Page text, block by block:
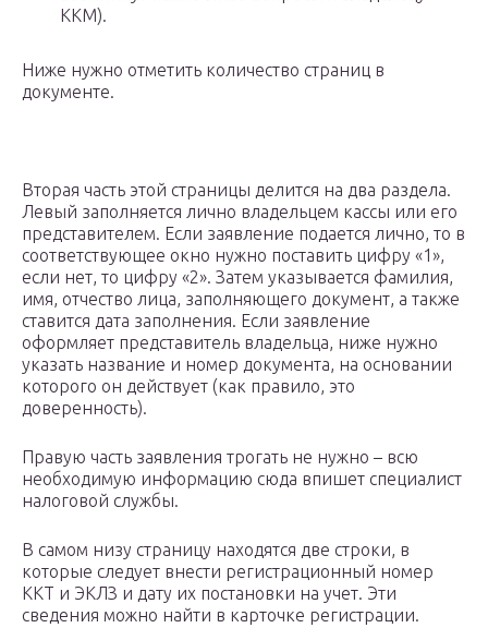
ККМ).
Ниже нужно отметить количество страниц в
документе.
Вторая часть этой страницы делится на два раздела.
Левый заполняется лично владельцем кассы или его
представителем. Если заявление подается лично, то в
соответствующее окно нужно поставить цифру «1»,
если нет, то цифру «2». Затем указывается фамилия,
имя, отчество лица, заполняющего документ, а также
ставится дата заполнения. Если заявление
оформляет представитель владельца, ниже нужно
указать название и номер документа, на основании
которого он действует (как правило, это
доверенность).
Правую часть заявления трогать не нужно – всю
необходимую информацию сюда впишет специалист
налоговой службы.
В самом низу страницу находятся две строки, в
которые следует внести регистрационный номер
ККТ и ЭКЛЗ и дату их постановки на учет. Эти
сведения можно найти в карточке регистрации.